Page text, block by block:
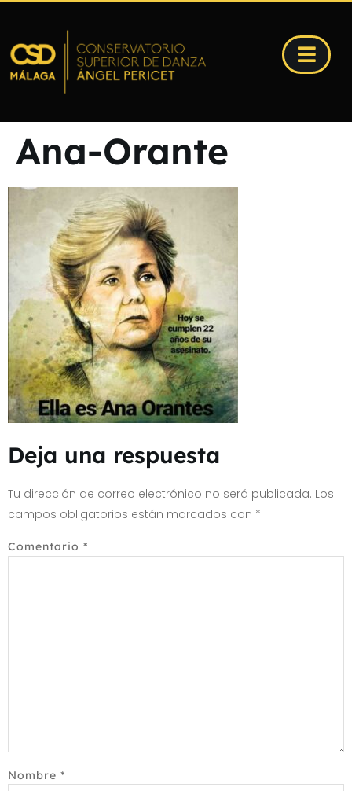
Ana-Orante
Deja una respuesta
Tu dirección de correo electrónico no será publicada. Los
campos obligatorios están marcados con *
Comentario *
Nombre *